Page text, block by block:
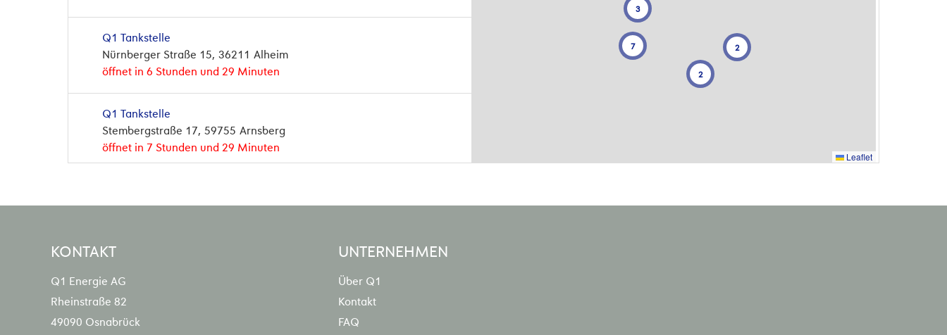
Q1 Tankstelle
Nürnberger Straße 15 36211 Alheim
öffnet in 6 Stunden und 29 Minuten
Q1 Tankstelle
Stembergstraße 17 59755 Arnsberg
öffnet in 7 Stunden und 29 Minuten
Wilhelmshöhe 3 56766 Auderath
Hengeloer Straße 11
öffnet in 6 Stunden und 59 Minuten
2
2
3
7
Leaflet
KONTAKT
Q1 Energie AG
Rheinstraße 82
49090 Osnabrück
UNTERNEHMEN
Über Q1
Kontakt
FAQ